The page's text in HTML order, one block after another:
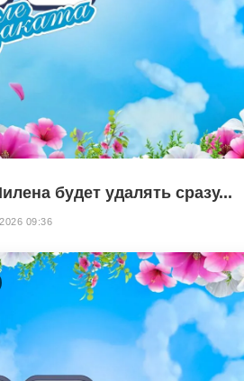
будет удалять сразу...
09:36